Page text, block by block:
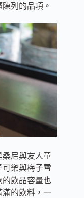
列的品項。
桑尼與友人童
樂與梅子雪
飲品容量也
滿的飲料，一